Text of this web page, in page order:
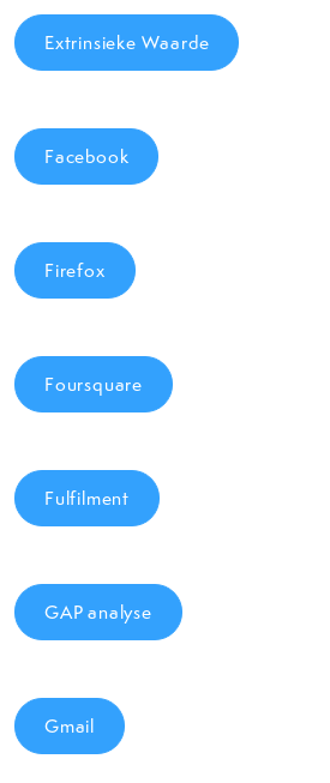
Extrinsieke Waarde
Facebook
Firefox
Foursquare
Fulfilment
GAP analyse
Gmail